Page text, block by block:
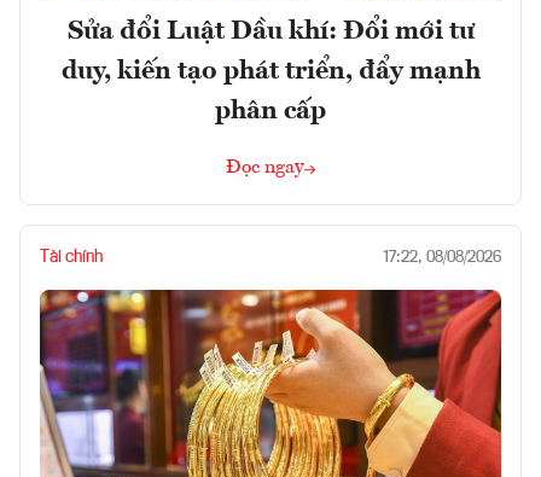
Sửa đổi Luật Dầu khí: Đổi mới tư
duy, kiến tạo phát triển, đẩy mạnh
phân cấp
Đọc ngay
Tài chính 17:22, 08/08/2026